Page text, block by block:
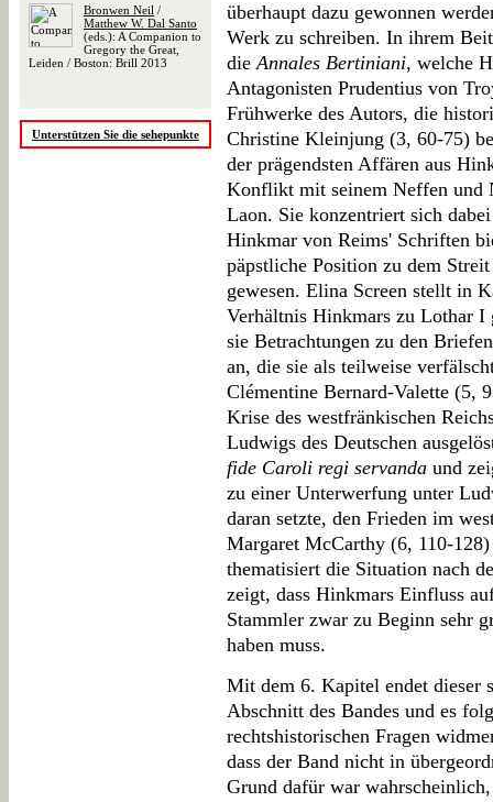
Bronwen Neil /
Matthew W. Dal Santo
(eds.): A Companion to
Gregory the Great,
Leiden / Boston: Brill 2013
Unterstützen Sie die sehepunkte
überhaupt dazu gewonnen
Werk zu schreiben. In ihrem
dieAnnales Bertiniani, welche
Antagonisten Prudentius von
Frühwerke des Autors, die
Christine Kleinjung (3, 60-75)
der prägendsten Affären aus
Konflikt mit seinem Neffen und
Laon. Sie konzentriert sich
Hinkmar von Reims' Schriften
päpstliche Position zu dem
gewesen. Elina Screen stellt in
Verhältnis Hinkmars zu Lothar I
sie Betrachtungen zu den
an, die sie als teilweise
Clémentine Bernard-Valette (5,
Krise des westfränkischen
Ludwigs des Deutschen
fide Caroli regi servanda und
zu einer Unterwerfung unter
daran setzte, den Frieden im
Margaret McCarthy (6, 110-
thematisiert die Situation nach
zeigt, dass Hinkmars Einfluss
Stammler zwar zu Beginn sehr
haben muss.
Mit dem 6. Kapitel endet dieser
Abschnitt des Bandes und es
rechtshistorischen Fragen
dass der Band nicht in
Grund dafür war